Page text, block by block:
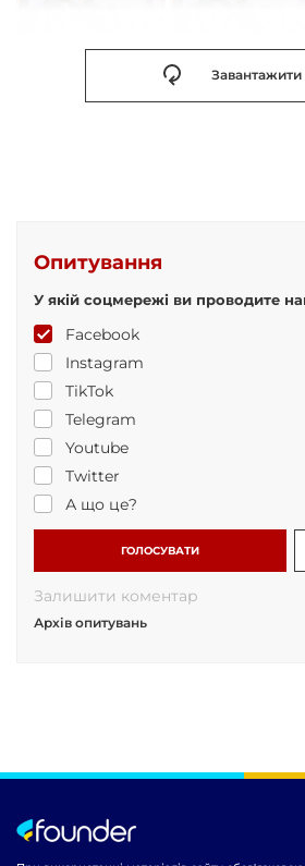
Опитування
У якій соцмережі ви проводите
Facebook
Instagram
TikTok
Telegram
Youtube
Twitter
А що це?
ГОЛОСУВАТИ
Залишити коментар
Архів опитувань